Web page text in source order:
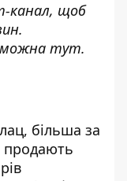
канал, щоб
можна тут.
більша за
продають